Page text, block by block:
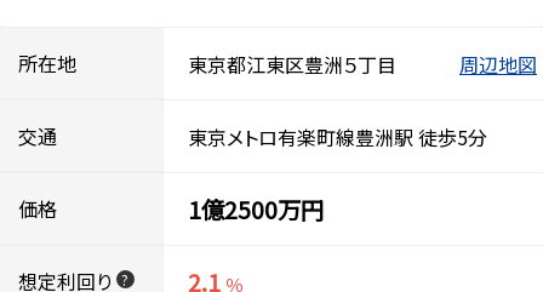
所在地 東京都江東区豊洲５丁目 周辺地図
交通 東京メトロ有楽町線豊洲駅 徒歩5分
価格 1億2500万円
想定利回り ? 2.1 ％